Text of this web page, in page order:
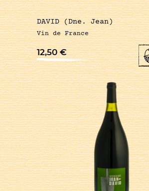
DAVID (Dne. Jean)
Vin de France
12,50€